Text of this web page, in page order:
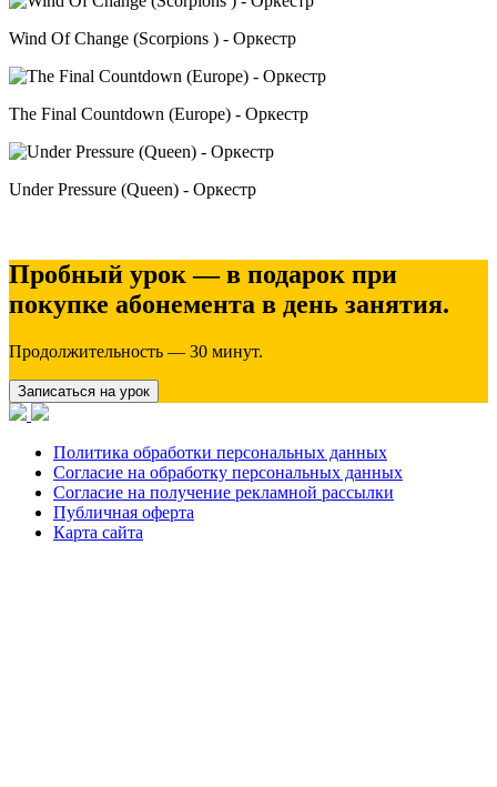
Wind Of Change (Scorpions ) - Оркестр
The Final Countdown (Europe) - Оркестр
Under Pressure (Queen) - Оркестр
Пробный урок — в подарок при
покупке абонемента в день занятия.
Продолжительность — 30 минут.
Записаться на урок
Политика обработки персональных данных
Согласие на обработку персональных данных
Согласие на получение рекламной рассылки
Публичная оферта
Карта сайта